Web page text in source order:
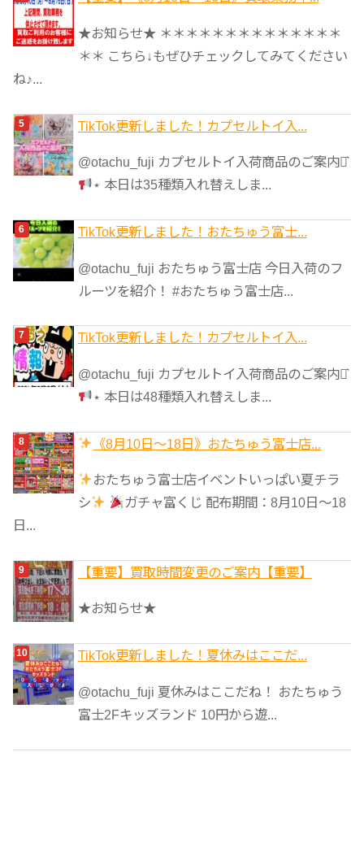
★お知らせ★ ＊＊＊＊＊＊＊＊＊＊＊＊＊＊
＊＊ こちら↓もぜひチェックしてみてください
ね♪...
TikTok更新しました！カプセルトイ入...
@otachu_fuji カプセルトイ入荷商品のご案内⋆͛
⋆ 本日は35種類入れ替えしま...
TikTok更新しました！おたちゅう富士...
@otachu_fuji おたちゅう富士店 今日入荷のフ
ルーツを紹介！ #おたちゅう富士店...
TikTok更新しました！カプセルトイ入...
@otachu_fuji カプセルトイ入荷商品のご案内⋆͛
⋆ 本日は48種類入れ替えしま...
《8月10日～18日》おたちゅう富士店...
おたちゅう富士店イベントいっぱい夏チラ
シ
ガチャ富くじ 配布期間：8月10日～18
日...
【重要】買取時間変更のご案内【重要】
★お知らせ★
TikTok更新しました！夏休みはここだ...
@otachu_fuji 夏休みはここだね！ おたちゅう
富士2Fキッズランド 10円から遊...